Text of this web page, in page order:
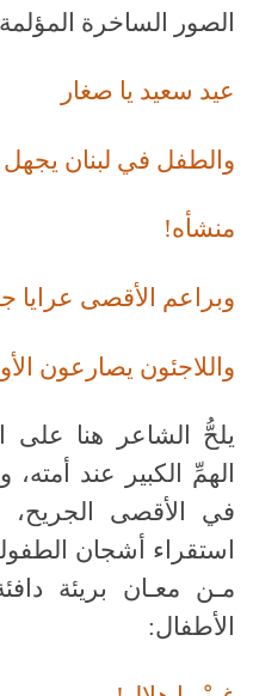
الصور الساخرة
عيد سعيد يا صغار
والطفل في لبنان يجهل
منشأه!
وبراعم الأقصى عرايا
واللاجئون يصارعون
يلحُّ الشاعر هنا على
الهمِّ الكبير عند
في الأقصى
استقراء أشجان
مـن معـان بريئة
الأطفال: